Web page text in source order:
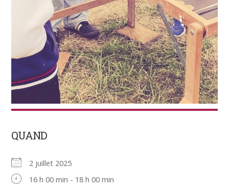
QUAND
2 juillet 2025
16 h 00 min - 18 h 00 min